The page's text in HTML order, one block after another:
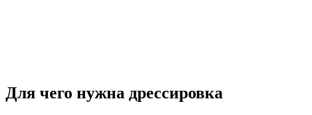
Для чего нужна дрессировка